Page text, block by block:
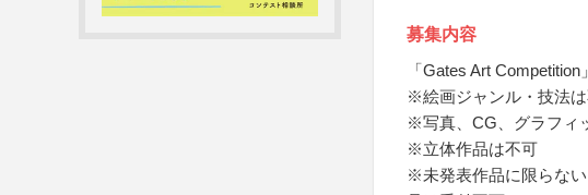
募集内容
「Gates Art
※絵画ジャンル・技法は
※写真、CG、グラフィ
※立体作品は不可
※未発表作品に限らな